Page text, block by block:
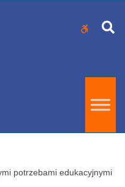
WCAG
potrzebami edukacyjnymi